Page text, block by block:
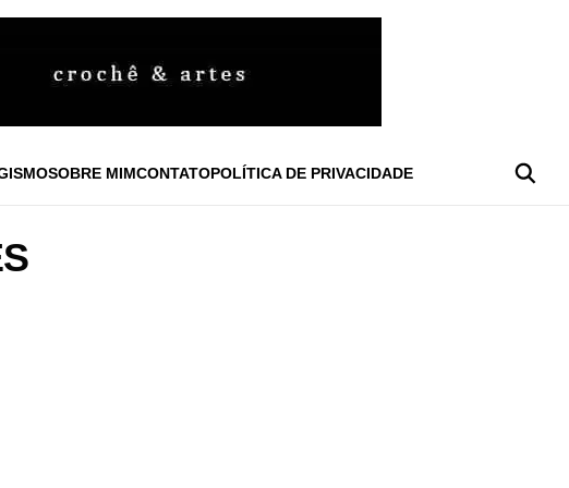
SOBRE MIMCONTATOPOLÍTICA DE PRIVACIDADE